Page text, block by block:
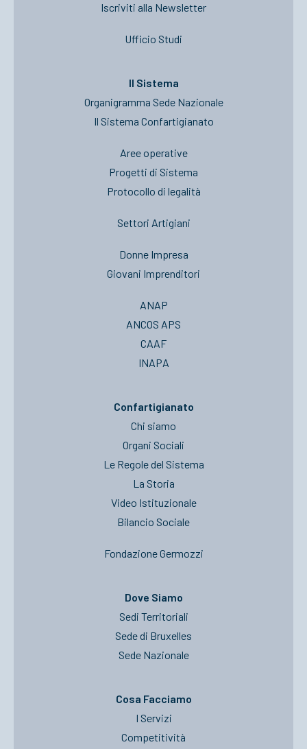
Iscriviti alla Newsletter
Ufficio Studi
Il Sistema
Organigramma Sede Nazionale
Il Sistema Confartigianato
Aree operative
Progetti di Sistema
Protocollo di legalità
Settori Artigiani
Donne Impresa
Giovani Imprenditori
ANAP
ANCOS APS
CAAF
INAPA
Confartigianato
Chi siamo
Organi Sociali
Le Regole del Sistema
La Storia
Video Istituzionale
Bilancio Sociale
Fondazione Germozzi
Dove Siamo
Sedi Territoriali
Sede di Bruxelles
Sede Nazionale
Cosa Facciamo
I Servizi
Competitività